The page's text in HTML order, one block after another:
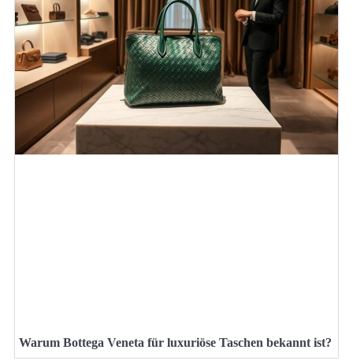
Warum Bottega Veneta für luxuriöse Taschen bekannt ist?